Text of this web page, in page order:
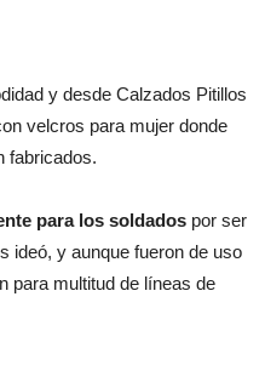
y desde Calzados Pitillos
velcros para mujer donde
fabricados.
para los soldados por ser
ideó, y aunque fueron de uso
para multitud de líneas de